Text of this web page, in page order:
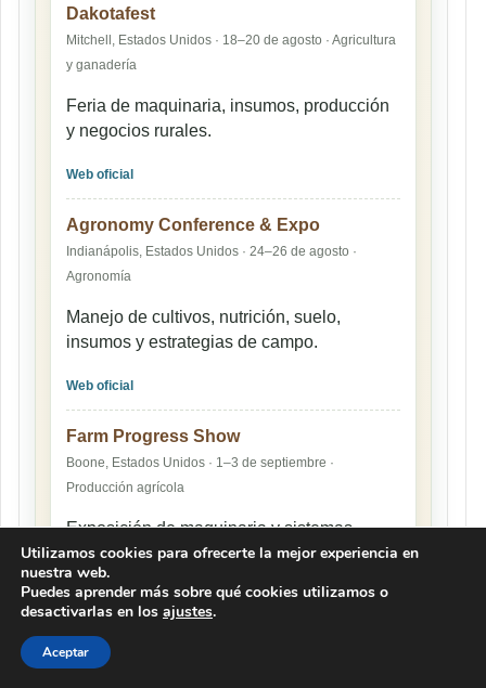
Dakotafest
Mitchell, Estados Unidos · 18–20 de agosto · Agricultura
y ganadería
Feria de maquinaria, insumos, producción
y negocios rurales.
Web oficial
Agronomy Conference & Expo
Indianápolis, Estados Unidos · 24–26 de agosto ·
Agronomía
Manejo de cultivos, nutrición, suelo,
insumos y estrategias de campo.
Web oficial
Farm Progress Show
Boone, Estados Unidos · 1–3 de septiembre ·
Producción agrícola
Exposición de maquinaria y sistemas
productivos a escala comercial.
Web oficial
Utilizamos cookies para ofrecerte la mejor experiencia en
nuestra web.
Puedes aprender más sobre qué cookies utilizamos o
desactivarlas en los ajustes.
Aceptar